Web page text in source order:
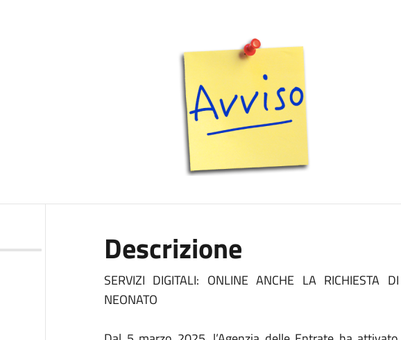
Descrizione
SERVIZI DIGITALI: ONLINE ANCHE LA RICHIESTA
NEONATO